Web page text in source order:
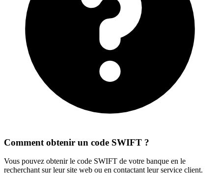
Comment obtenir un code SWIFT ?
Vous pouvez obtenir le code SWIFT de votre banque en le
recherchant sur leur site web ou en contactant leur service client.